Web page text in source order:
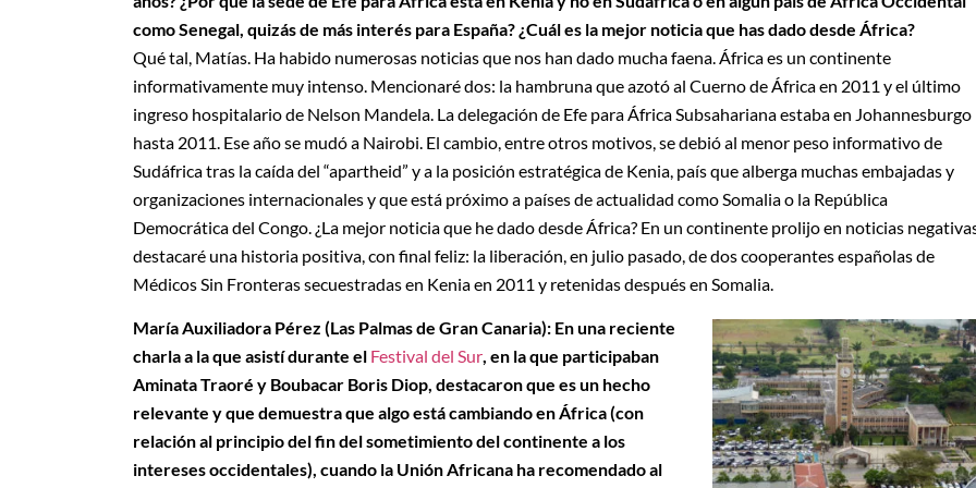
como Senegal, quizás de más interés para España? ¿Cuál es la mejor noticia que has dado desde África?
Qué tal, Matías. Ha habido numerosas noticias que nos han dado mucha faena. África es un continente
informativamente muy intenso. Mencionaré dos: la hambruna que azotó al Cuerno de África en 2011 y el último
ingreso hospitalario de Nelson Mandela. La delegación de Efe para África Subsahariana estaba en Johannesburgo
hasta 2011. Ese año se mudó a Nairobi. El cambio, entre otros motivos, se debió al menor peso informativo de
Sudáfrica tras la caída del “apartheid” y a la posición estratégica de Kenia, país que alberga muchas embajadas y
organizaciones internacionales y que está próximo a países de actualidad como Somalia o la República
Democrática del Congo. ¿La mejor noticia que he dado desde África? En un continente prolijo en noticias
destacaré una historia positiva, con final feliz: la liberación, en julio pasado, de dos cooperantes españolas de
Médicos Sin Fronteras secuestradas en Kenia en 2011 y retenidas después en Somalia.
María Auxiliadora Pérez (Las Palmas de Gran Canaria): En una reciente
charla a la que asistí durante el Festival del Sur, en la que participaban
Aminata Traoré y Boubacar Boris Diop, destacaron que es un hecho
relevante y que demuestra que algo está cambiando en África (con
relación al principio del fin del sometimiento del continente a los
intereses occidentales), cuando la Unión Africana ha recomendado al